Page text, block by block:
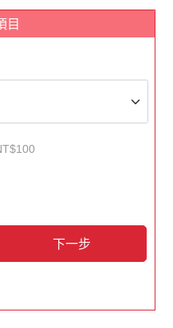
下方式進行匯款
信義分行（銀行代碼
項目
界福音動員會
姓名、地址、奉獻專案項
目
下一步